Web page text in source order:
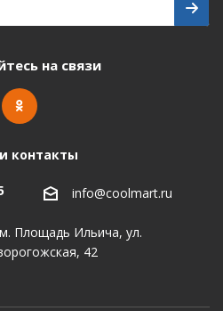
на связи
контакты
info@coolmart.ru
Площадь Ильича, ул.
42